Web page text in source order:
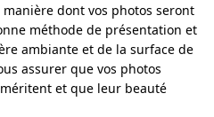
dont vos photos seront
méthode de présentation et
ambiante et de la surface de
assurer que vos photos
et que leur beauté